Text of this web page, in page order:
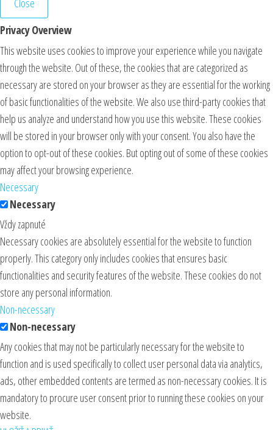
Close
Privacy Overview
This website uses cookies to improve your experience while you navigate
through the website. Out of these, the cookies that are categorized as
necessary are stored on your browser as they are essential for the working
of basic functionalities of the website. We also use third-party cookies that
help us analyze and understand how you use this website. These cookies
will be stored in your browser only with your consent. You also have the
option to opt-out of these cookies. But opting out of some of these cookies
may affect your browsing experience.
Necessary
Necessary
Vždy zapnuté
Necessary cookies are absolutely essential for the website to function
properly. This category only includes cookies that ensures basic
functionalities and security features of the website. These cookies do not
store any personal information.
Non-necessary
Non-necessary
Any cookies that may not be particularly necessary for the website to
function and is used specifically to collect user personal data via analytics,
ads, other embedded contents are termed as non-necessary cookies. It is
mandatory to procure user consent prior to running these cookies on your
website.